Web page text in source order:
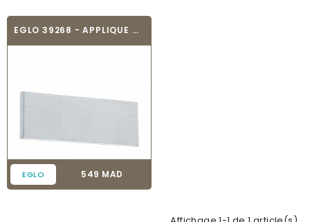
EGLO 39268 - APPLIQUE MURALE DESIGN - CLIMENE
EGLO Prix
549 MAD